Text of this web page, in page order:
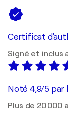
Certificat
Signé et inclus
Noté 4,9/5 par
Plus de 20 000